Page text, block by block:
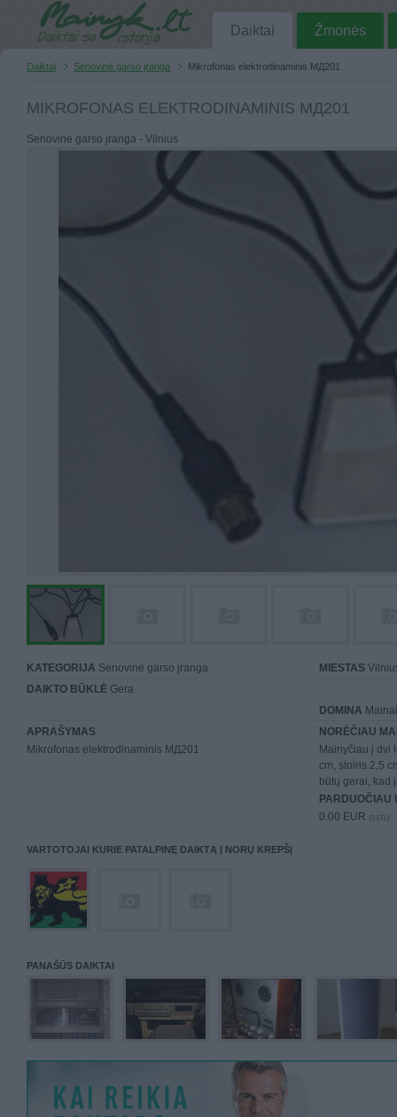
Daiktai Žmonės
Daiktai Senovinė garso įranga Mikrofonas elektrodinaminis МД201
MIKROFONAS ELEKTRODINAMINIS МД201
Senovinė garso įranga - Vilnius
KATEGORIJA Senovinė garso įranga MIESTAS
DAIKTO BŪKLĖ Gera
DOMINA
APRAŠYMAS
Mikrofonas elektrodinaminis МД201
NORĖČIAU
Mainyčiau į dvi
cm, stoiris 2,5
būtų gerai, kad
PARDUOČIAU
0.00 EUR (0 LTL)
VARTOTOJAI KURIE PATALPINĘ DAIKTĄ Į NORŲ KREPŠĮ
PANAŠŪS DAIKTAI